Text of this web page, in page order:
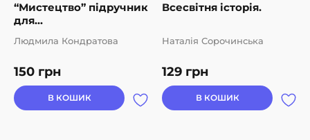
“Мистецтво” підручник
для...
150 грн
Людмила Кондратова
В КОШИК
Всесвітня історія.
129 грн
Наталія Сорочинська
В КОШИК